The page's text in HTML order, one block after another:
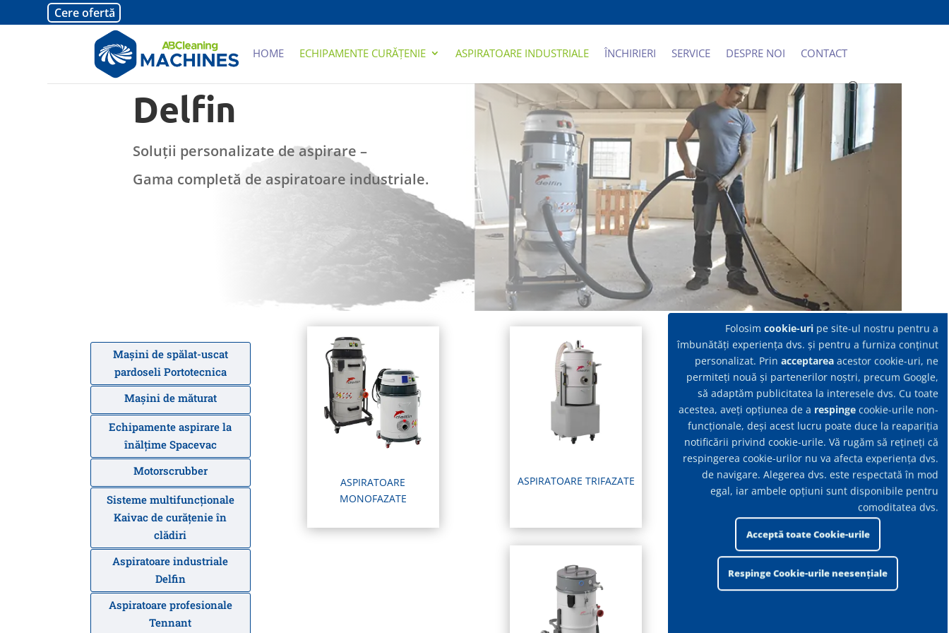
Cere ofertă
HOME ECHIPAMENTE CURĂȚENIE ASPIRATOARE INDUSTRIALE ÎNCHIRIERI SERVICE DESPRE NOI CONTACT
Delfin
Soluții personalizate de aspirare –
Gama completă de aspiratoare industriale.
Mașini de spălat-uscat
pardoseli Portotecnica
Mașini de măturat
Echipamente aspirare la
înălțime Spacevac
Motorscrubber
Sisteme multifuncționale
Kaivac de curățenie în
clădiri
Aspiratoare industriale
Delfin
Aspiratoare profesionale
Tennant
ASPIRATOARE
MONOFAZATE
ASPIRATOARE TRIFAZATE
ASPIRATOARE PT ULEI ȘI
SPAN
Folosimcookie-uri pe site-ul nostru pentru a
îmbunătăți experiența dvs. și pentru a furniza conținut
personalizat. Prinacceptarea acestor cookie-uri, ne
permiteți nouă și partenerilor noștri, precum Google,
să adaptăm publicitatea la interesele dvs. Cu toate
acestea, aveți opțiunea de a respinge cookie-urile non-
funcționale, deși acest lucru poate duce la reapariția
notificării privind cookie-urile. Vă rugăm să rețineți că
respingerea cookie-urilor nu va afecta experiența dvs.
de navigare. Alegerea dvs. este respectată în mod
egal, iar ambele opțiuni sunt disponibile pentru
comoditatea dvs.
Acceptă toate Cookie-urile
Respinge Cookie-urile neesențiale